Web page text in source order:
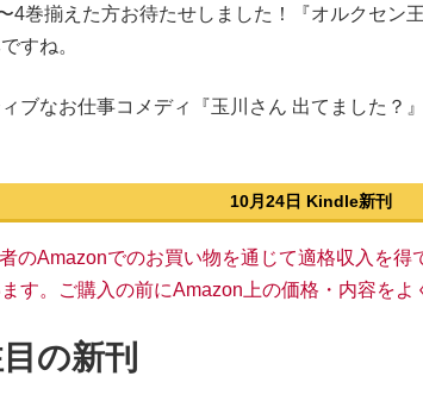
4巻揃えた方お待たせしました！『オルクセン
すね。
ブなお仕事コメディ『玉川さん 出てました？
10月24日 Kindle新刊
のAmazonでのお買い物を通じて適格収入を
す。ご購入の前にAmazon上の価格・内容をよ
の新刊